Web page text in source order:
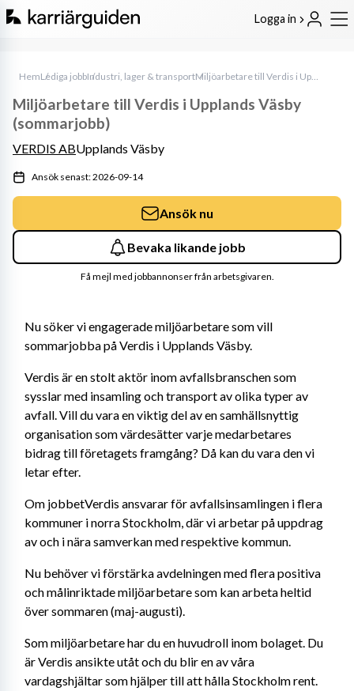
Logga in
HemLediga jobbIndustri, lager & transport Miljöarbetare till Verdis i Upplands Väsby (sommarjobb)
Nu söker vi engagerade miljöarbetare som vill
sommarjobba på Verdis i Upplands Väsby.
Verdis är en stolt aktör inom avfallsbranschen som
sysslar med insamling och transport av olika typer av
avfall. Vill du vara en viktig del av en samhällsnyttig
organisation som värdesätter varje medarbetares
bidrag till företagets framgång? Då kan du vara den vi
letar efter.
Om jobbetVerdis ansvarar för avfallsinsamlingen i flera
kommuner i norra Stockholm, där vi arbetar på uppdrag
av och i nära samverkan med respektive kommun.
Nu behöver vi förstärka avdelningen med flera positiva
och målinriktade miljöarbetare som kan arbeta heltid
över sommaren (maj-augusti).
Som miljöarbetare har du en huvudroll inom bolaget. Du
är Verdis ansikte utåt och du blir en av våra
vardagshjältar som hjälper till att hålla Stockholm rent.
Miljöarbetare till Verdis i Upplands Väsby
(sommarjobb)
VERDIS ABUpplands Väsby
Ansök senast: 2026-09-14
Ansök nu
Bevaka likande jobb
Få mejl med jobbannonser från arbetsgivaren.